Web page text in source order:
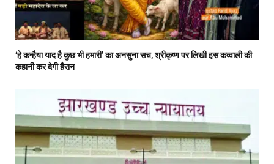
‘हे कन्हैया याद है कुछ भी हमारी’ का अनसुना सच, श्रीकृष्ण पर लिखी इस कव्वाली की
कहानी कर देगी हैरान